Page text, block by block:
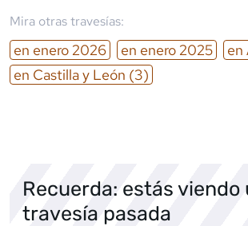
Mira otras travesías:
en enero 2026 en enero 2025 en
en Castilla y León (3)
Recuerda: estás viendo
travesía pasada